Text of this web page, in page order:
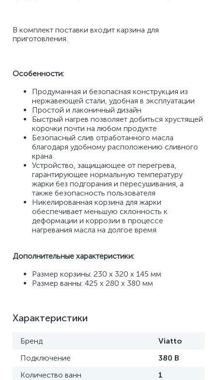
В комплект поставки входит карзина для
приготовления.
Особенности:
Продуманная и безопасная конструкция из
нержавеющей стали, удобная в эксплуатации
Простой и лаконичный дизайн
Быстрый нагрев позволяет добиться хрустящей
корочки почти на любом продукте
Безопасный слив отработанного масла
благодаря удобному расположению сливного
крана
Устройство, защищающее от перегрева,
гарантирующее нормальную температуру
жарки без подгорания и пересушивания, а
также безопасность пользователя
Никелированная корзина для жарки
обеспечивает меньшую склонность к
деформации и коррозии в процессе
нагревания масла на долгое время
Дополнительные характеристики:
Размер корзины: 230 х 320 х 145 мм
Размер ванны: 425 х 280 х 380 мм
Характеристики
Бренд
Viatto
Подключение
380 В
Количество ванн
1